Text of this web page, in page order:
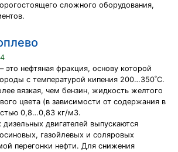
сложного оборудования,
это нефтяная фракция, основу которой
с температурой кипения 200…350˚С.
вязкая, чем бензин, жидкость желтого
цвета (в зависимости от содержания в
0,8…0,83 кг/м3.
двигателей выпускаются
газойлевых и соляровых
перегонки нефти. Для снижения